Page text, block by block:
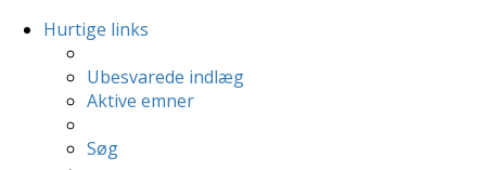
Hurtige links
Ubesvarede indlæg
Aktive emner
Søg